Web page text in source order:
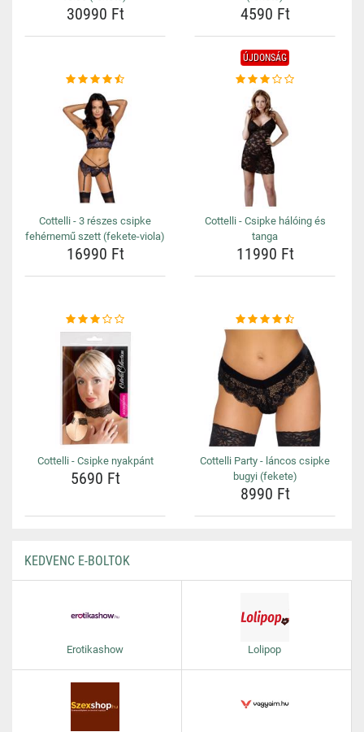
30990 Ft 4590 Ft
Cottelli - 3 részes csipke
fehérnemű szett (fekete-viola)
16990 Ft
ÚJDONSÁG
Cottelli - Csipke hálóing és
tanga
11990 Ft
Cottelli - Csipke nyakpánt
5690 Ft
Cottelli Party - láncos csipke
bugyi (fekete)
8990 Ft
KEDVENC E-BOLTOK
Erotikashow Lolipop